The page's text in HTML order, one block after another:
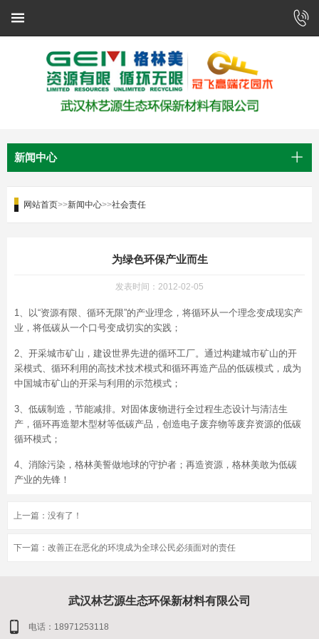
新闻中心
网站首页>>新闻中心>>社会责任
为绿色环保产业而生
发表时间：2012-02-05
1、以“资源有限、循环无限”的产业理念，将循环从一个理念变成现实产
业，将低碳从一个口号变成切实的实践；
2、开采城市矿山，建设世界先进的循环工厂。通过构建城市矿山的开
采模式、循环利用的高技术技术模式和循环再造产品的低碳模式，成为
中国城市矿山的开采与利用的示范模式；
3、低碳制造，节能减排。对固体废物进行全过程生态设计与清洁生
产，循环再造塑木型材等低碳产品，创造电子废弃物等废弃资源的低碳
循环模式；
4、消除污染，格林美誓做地球的守护者；再造资源，格林美敢为低碳
产业的先锋！
上一篇：没有了！
下一篇： 改善正在恶化的环境成为全球公民必须面对的责任
武汉林艺源生态环保新材料有限公司
电话：18971253118